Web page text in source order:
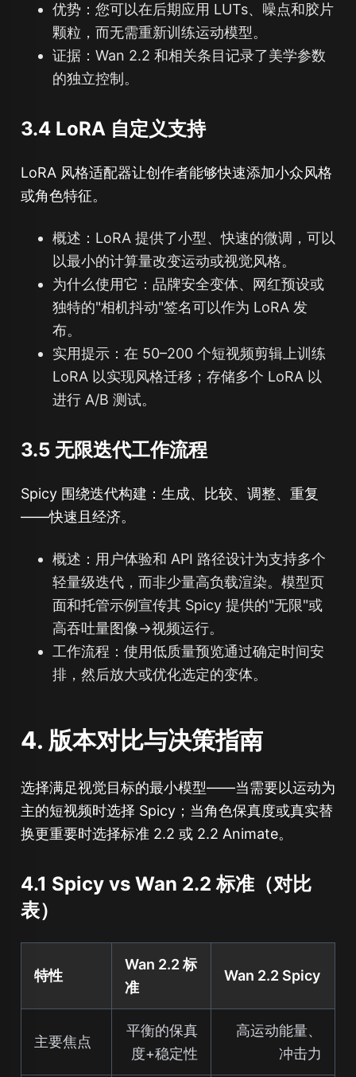
优势：您可以在后期应用 LUTs、噪点和胶片
颗粒，而无需重新训练运动模型。
证据：Wan 2.2 和相关条目记录了美学参数
的独立控制。
3.4 LoRA 自定义支持
LoRA 风格适配器让创作者能够快速添加小众风格
或角色特征。
概述：LoRA 提供了小型、快速的微调，可以
以最小的计算量改变运动或视觉风格。
为什么使用它：品牌安全变体、网红预设或
独特的"相机抖动"签名可以作为 LoRA 发
布。
实用提示：在 50–200 个短视频剪辑上训练
LoRA 以实现风格迁移；存储多个 LoRA 以
进行 A/B 测试。
3.5 无限迭代工作流程
Spicy 围绕迭代构建：生成、比较、调整、重复
——快速且经济。
概述：用户体验和 API 路径设计为支持多个
轻量级迭代，而非少量高负载渲染。模型页
面和托管示例宣传其 Spicy 提供的"无限"或
高吞吐量图像→视频运行。
工作流程：使用低质量预览通过确定时间安
排，然后放大或优化选定的变体。
4. 版本对比与决策指南
选择满足视觉目标的最小模型——当需要以运动为
主的短视频时选择 Spicy；当角色保真度或真实替
换更重要时选择标准 2.2 或 2.2 Animate。
4.1 Spicy vs Wan 2.2 标准（对比
表）
特性
Wan 2.2 标
准
Wan 2.2 Spicy
主要焦点
平衡的保真
度+稳定性
高运动能量、
冲击力